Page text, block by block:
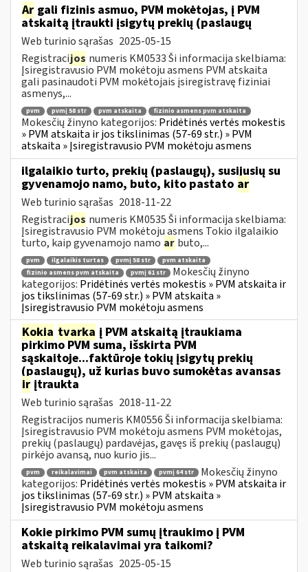
Ar gali fizinis asmuo, PVM mokėtojas, į PVM
atskaitą įtraukti įsigytų prekių (paslaugų
Web turinio sąrašas 2025-05-15
Registracijos numeris KM0533 Ši informacija skelbiama:
Įsiregistravusio PVM mokėtoju asmens PVM atskaita
gali pasinaudoti PVM mokėtojais įsiregistravę fiziniai
asmenys,...
pvm pvmį 58 str pvm atskaita fizinio asmens pvm atskaita
Mokesčių žinyno kategorijos: Pridėtinės vertės mokestis
» PVM atskaita ir jos tikslinimas (57-69 str.) » PVM
atskaita » Įsiregistravusio PVM mokėtoju asmens
ilgalaikio turto, prekių (paslaugų), susijusių su
gyvenamojo namo, buto, kito pastato ar
Web turinio sąrašas 2018-11-22
Registracijos numeris KM0535 Ši informacija skelbiama:
Įsiregistravusio PVM mokėtoju asmens Tokio ilgalaikio
turto, kaip gyvenamojo namo ar buto,...
pvm ilgalaikis turtas pvmį 58 str
pvm atskaita
fizinio asmens pvm atskaita
pvmį 61 str
Mokesčių žinyno
kategorijos: Pridėtinės vertės mokestis » PVM atskaita ir
jos tikslinimas (57-69 str.) » PVM atskaita »
Įsiregistravusio PVM mokėtoju asmens
Kokia tvarka į PVM atskaitą įtraukiama
pirkimo PVM suma, išskirta PVM
sąskaitoje...faktūroje tokių įsigytų prekių
(paslaugų), už kurias buvo sumokėtas avansas
ir įtraukta
Web turinio sąrašas 2018-11-22
Registracijos numeris KM0556 Ši informacija skelbiama:
Įsiregistravusio PVM mokėtoju asmens PVM mokėtojas,
prekių (paslaugų) pardavėjas, gavęs iš prekių (paslaugų)
pirkėjo avansą, nuo kurio jis...
pvm reikalavimai pvm atskaita pvmį 64 str
Mokesčių žinyno
kategorijos: Pridėtinės vertės mokestis » PVM atskaita ir
jos tikslinimas (57-69 str.) » PVM atskaita »
Įsiregistravusio PVM mokėtoju asmens
Kokie pirkimo PVM sumų įtraukimo į PVM
atskaitą reikalavimai yra taikomi?
Web turinio sąrašas 2025-05-15